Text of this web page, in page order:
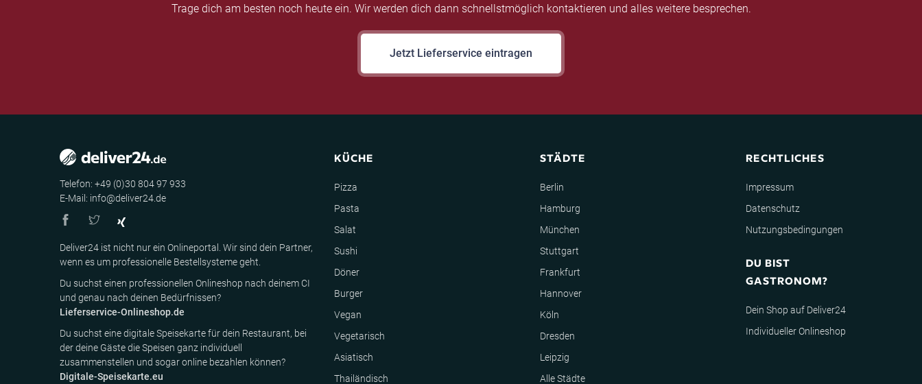
Trage dich am besten noch heute ein. Wir werden dich dann schnellstmöglich kontaktieren und alles weitere besprechen.
Jetzt Lieferservice eintragen
Telefon: +49 (0)30 804 97 933
E-Mail: info@deliver24.de
Deliver24 ist nicht nur ein Onlineportal. Wir sind dein Partner,
wenn es um professionelle Bestellsysteme geht.
Du suchst einen professionellen Onlineshop nach deinem CI
und genau nach deinen Bedürfnissen?
Lieferservice-Onlineshop.de
Du suchst eine digitale Speisekarte für dein Restaurant, bei
der deine Gäste die Speisen ganz individuell
zusammenstellen und sogar online bezahlen können?
Digitale-Speisekarte.eu
KÜCHE
Pizza
Pasta
Salat
Sushi
Döner
Burger
Vegan
Vegetarisch
Asiatisch
Thailändisch
STÄDTE
Berlin
Hamburg
München
Stuttgart
Frankfurt
Hannover
Köln
Dresden
Leipzig
Alle Städte
RECHTLICHES
Impressum
Datenschutz
Nutzungsbedingungen
DU BIST
GASTRONOM?
Dein Shop auf Deliver24
Individueller Onlineshop